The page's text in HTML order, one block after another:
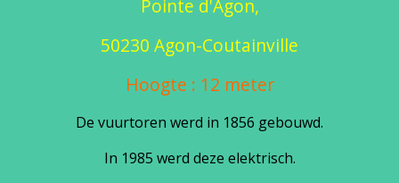
Pointe d'Agon,
50230 Agon-Coutainville
Hoogte : 12 meter
De vuurtoren werd in 1856 gebouwd.
In 1985 werd deze elektrisch.